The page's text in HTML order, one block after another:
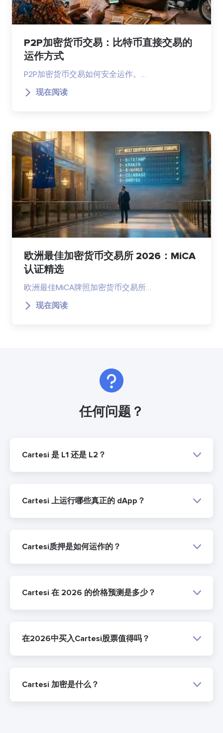
P2P加密货币交易：比特币直接交易的
运作方式
P2P加密货币交易如何安全运作。…
现在阅读
欧洲最佳加密货币交易所 2026：MiCA
认证精选
欧洲最佳MiCA牌照加密货币交易所…
现在阅读
任何问题？
Cartesi 是 L1 还是 L2？
Cartesi 上运行哪些真正的 dApp？
Cartesi质押是如何运作的？
Cartesi 在 2026 的价格预测是多少？
在2026中买入Cartesi股票值得吗？
Cartesi 加密是什么？